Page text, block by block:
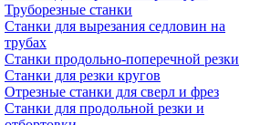
Труборезные станки
Станки для вырезания седловин на
трубаx
Станки продольно-поперечной резки
Станки для резки кругов
Отрезные станки для сверл и фрез
Станки для продольной резки и